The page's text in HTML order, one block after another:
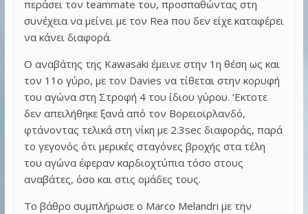
περάσει τον teammate του, προσπαθώντας στη
συνέχεια να μείνει με τον Rea που δεν είχε καταφέρει
να κάνει διαφορά.
Ο αναβάτης της Kawasaki έμεινε στην 1η θέση ως και
τον 11ο γύρο, με τον Davies να τίθεται στην κορυφή
του αγώνα στη Στροφή 4 του ίδιου γύρου. ‘Εκτοτε
δεν απειλήθηκε ξανά από τον Βορειοϊρλανδό,
φτάνοντας τελικά στη νίκη με 2.3sec διαφοράς, παρά
το γεγονός ότι μερικές σταγόνες βροχής στα τέλη
του αγώνα έφεραν καρδιοχτύπια τόσο στους
αναβάτες, όσο και στις ομάδες τους.
Το βάθρο συμπλήρωσε ο Marco Melandri με την